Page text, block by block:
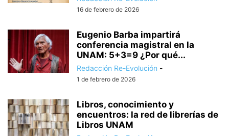
16 de febrero de 2026
Eugenio Barba impartirá
conferencia magistral en la
UNAM: 5+3=9 ¿Por qué...
Redacción Re-Evolución -
1 de febrero de 2026
Libros, conocimiento y
encuentros: la red de librerías de
Libros UNAM